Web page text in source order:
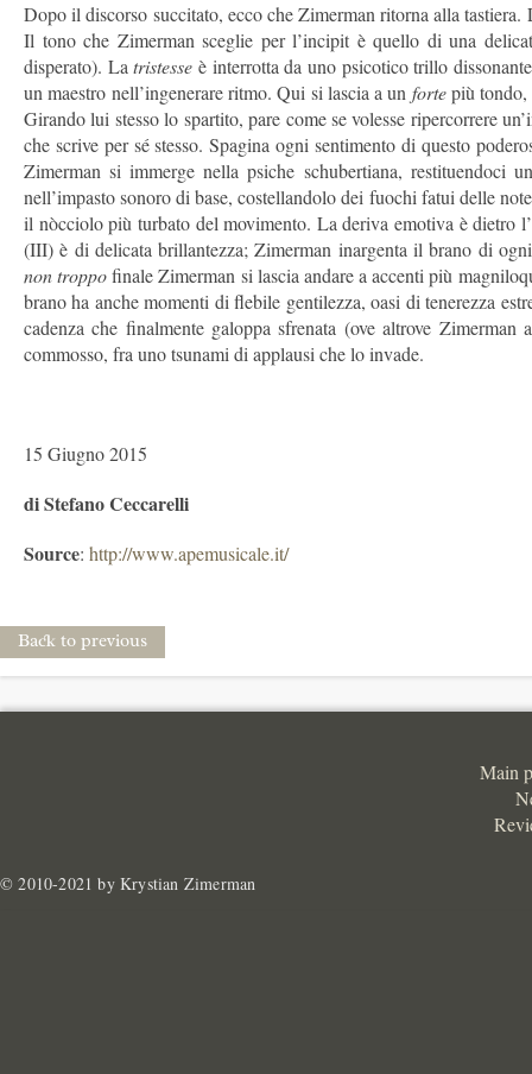
Dopo il discorso succitato, ecco che Zimerman ritorna alla
Il tono che Zimerman sceglie per l’incipit è quello di una
disperato). Latristesseè interrotta da uno psicotico trillo
un maestro nell’ingenerare ritmo. Qui si lascia a un fortepiù tondo,
Girando lui stesso lo spartito, pare come se volesse ripercorrere
che scrive per sé stesso. Spagina ogni sentimento di questo
Zimerman si immerge nella psiche schubertiana, restituendoci
nell’impasto sonoro di base, costellandolo dei fuochi fatui delle
il nòcciolo più turbato del movimento. La deriva emotiva è dietro
(III) è di delicata brillantezza; Zimerman inargenta il brano di
non troppofinale Zimerman si lascia andare a accenti più
brano ha anche momenti di flebile gentilezza, oasi di tenerezza
cadenza che finalmente galoppa sfrenata (ove altrove
commosso, fra uno tsunami di applausi che lo invade.
15 Giugno 2015
di Stefano Ceccarelli
Source: http://www.apemusicale.it/
Back to previous
Main
© 2010-2021 by Krystian Zimerman